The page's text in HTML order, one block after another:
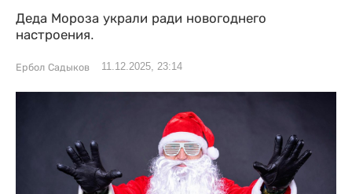
Деда Мороза украли ради новогоднего
настроения.
Ербол Садыков 11.12.2025, 23:14